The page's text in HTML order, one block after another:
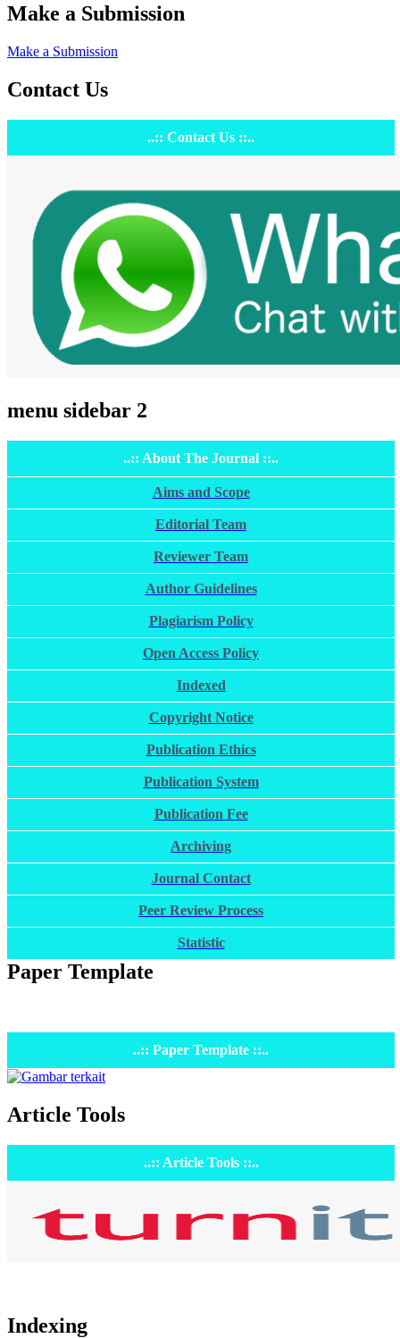
Make a Submission
Make a Submission
Contact Us
..:: Contact Us ::..
menu sidebar 2
..:: About The Journal ::..
Aims and Scope
Editorial Team
Reviewer Team
Author Guidelines
Plagiarism Policy
Open Access Policy
Indexed
Copyright Notice
Publication Ethics
Publication System
Publication Fee
Archiving
Journal Contact
Peer Review Process
Statistic
Paper Template
..:: Paper Template ::..
Article Tools
..:: Article Tools ::..
Indexing